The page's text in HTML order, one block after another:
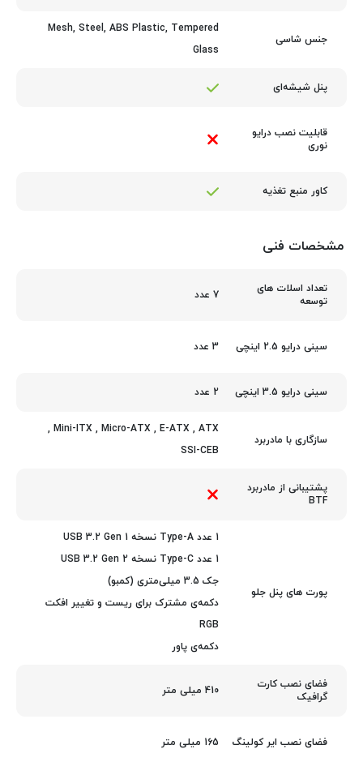
جنس شاسی
Mesh, Steel, ABS Plastic, Tempered
Glass
پنل شیشه‌ای
قابلیت نصب درایو
نوری
کاور منبع تغذیه
مشخصات فنی
تعداد اسلات های
توسعه
7 عدد
سینی درایو 2.5 اینچی 3 عدد
سینی درایو 3.5 اینچی 2 عدد
سازگاری با مادربرد
ATX
,
E-ATX
,
Micro-ATX
,
Mini-ITX
,
SSI-CEB
پشتیبانی از مادربرد
BTF
پورت های پنل جلو
1 عدد Type-A نسخه USB 3.2 Gen 1
1 عدد Type-C نسخه USB 3.2 Gen 2
جک 3.5 میلی‌متری (کمبو)
دکمه‌ی مشترک برای ریست و تغییر افکت
RGB
دکمه‌ی پاور
فضای نصب کارت
گرافیک
410 میلی متر
فضای نصب ایر کولینگ 165 میلی متر